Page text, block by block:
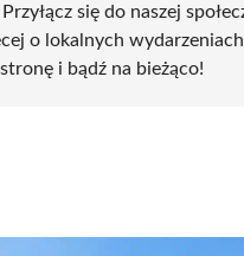
się do naszej
o lokalnych
i bądź na bieżąco!